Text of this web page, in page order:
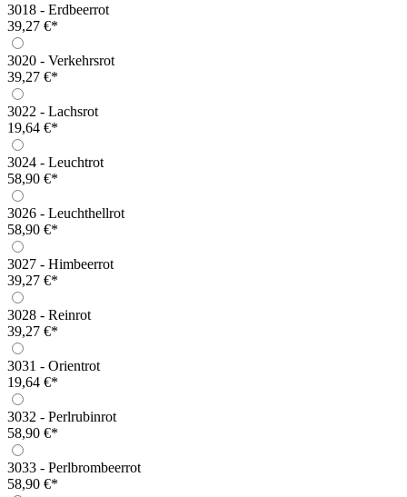
3018 - Erdbeerrot
39,27 €*
3020 - Verkehrsrot
39,27 €*
3022 - Lachsrot
19,64 €*
3024 - Leuchtrot
58,90 €*
3026 - Leuchthellrot
58,90 €*
3027 - Himbeerrot
39,27 €*
3028 - Reinrot
39,27 €*
3031 - Orientrot
19,64 €*
3032 - Perlrubinrot
58,90 €*
3033 - Perlbrombeerrot
58,90 €*